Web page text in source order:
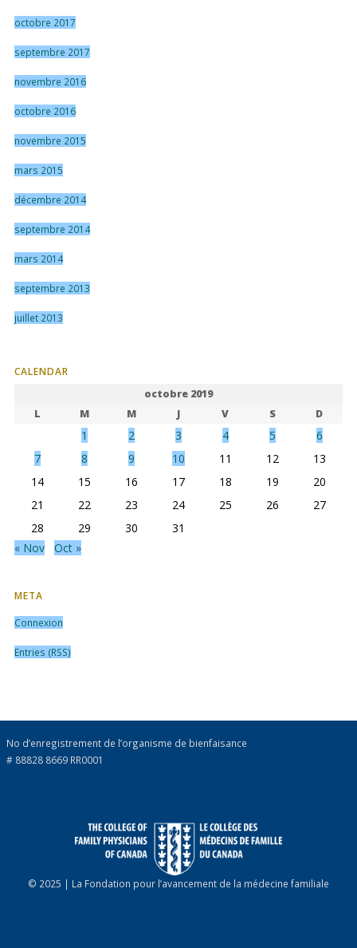
octobre 2017
septembre 2017
novembre 2016
octobre 2016
novembre 2015
mars 2015
décembre 2014
septembre 2014
mars 2014
septembre 2013
juillet 2013
CALENDAR
octobre 2019
L
M M J V S D
1 2 3 4 5
6
7
8 9 10 11 12
13
14
15 16 17 18 19
20
21
22 23 24 25 26
27
28
29 30
31
« Nov
Oct »
META
Connexion
Entries (RSS)
No d’enregistrement de l’organisme de bienfaisance
# 88828 8669 RR0001
© 2025 | La Fondation pour l’avancement de la médecine familiale